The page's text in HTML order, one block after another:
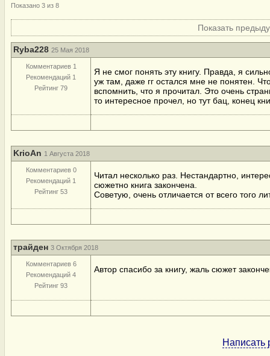
Показано 3 из 8
Показать
Ryba228 25 Мая 2018
Комментариев 1
Рекомендаций 1
Рейтинг 79
Я не смог понять эту книгу. Правда, я
уж там, даже гг остался мне не понятен.
вспомнить, что я прочитал. Это очень
то интересное прочел, но тут бац, конец
KrioAn 1 Августа 2018
Комментариев 0
Рекомендаций 1
Рейтинг 53
Читал несколько раз. Нестандартно,
сюжетно книга закончена.
Советую, очень отличается от всего того
трайден 3 Октября 2018
Комментариев 6
Рекомендаций 4
Рейтинг 93
Автор спасибо за книгу, жаль сюжет
Написать